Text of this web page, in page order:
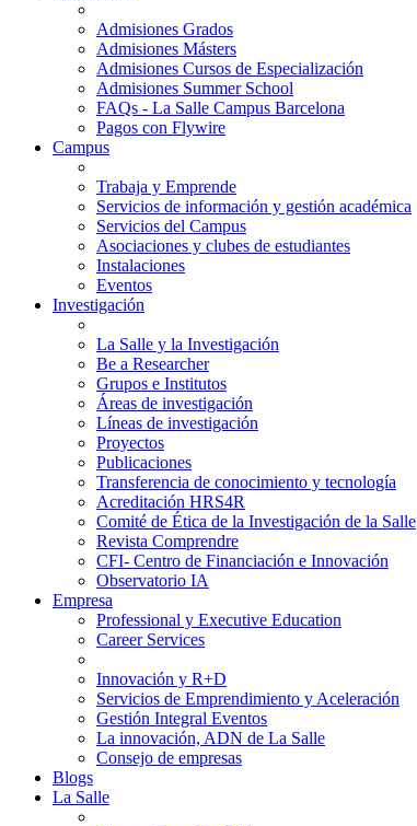
Admisiones Grados
Admisiones Másters
Admisiones Cursos de Especialización
Admisiones Summer School
FAQs - La Salle Campus Barcelona
Pagos con Flywire
Campus
Trabaja y Emprende
Servicios de información y gestión académica
Servicios del Campus
Asociaciones y clubes de estudiantes
Instalaciones
Eventos
Investigación
La Salle y la Investigación
Be a Researcher
Grupos e Institutos
Áreas de investigación
Líneas de investigación
Proyectos
Publicaciones
Transferencia de conocimiento y tecnología
Acreditación HRS4R
Comité de Ética de la Investigación de la Salle
Revista Comprendre
CFI- Centro de Financiación e Innovación
Observatorio IA
Empresa
Professional y Executive Education
Career Services
Innovación y R+D
Servicios de Emprendimiento y Aceleración
Gestión Integral Eventos
La innovación, ADN de La Salle
Consejo de empresas
Blogs
La Salle